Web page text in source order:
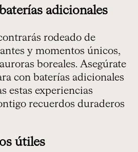
adicionales
rodeado de
y momentos únicos,
boreales. Asegúrate
con baterías adicionales
estas experiencias
recuerdos duraderos
útiles